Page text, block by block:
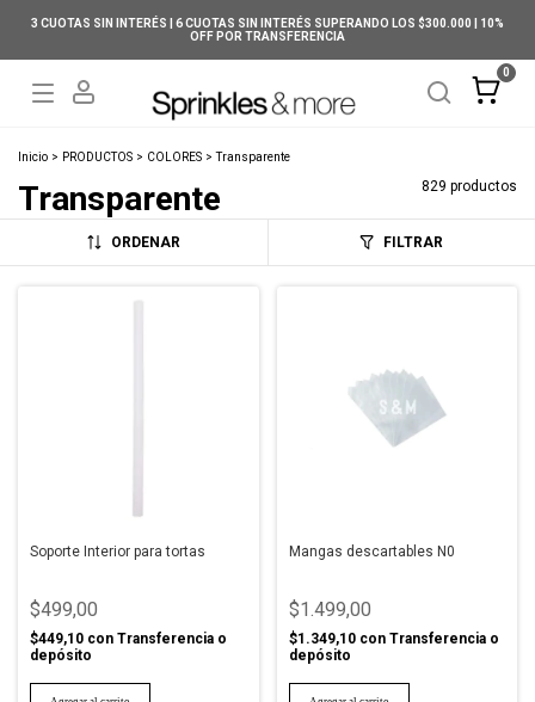
3 CUOTAS SIN INTERÉS | 6 CUOTAS SIN INTERÉS SUPERANDO LOS $300.000 | 10%
OFF POR TRANSFERENCIA
0
Inicio > PRODUCTOS > COLORES > Transparente
Transparente 829 productos
ORDENAR FILTRAR
Soporte Interior para tortas
$499,00
$449,10 con Transferencia o
depósito
Mangas descartables N0
$1.499,00
$1.349,10 con Transferencia o
depósito